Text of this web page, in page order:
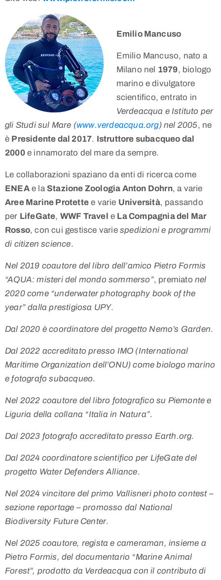
Emilio Mancuso
Emilio Mancuso, nato a
Milano nel 1979, biologo
marino e divulgatore
scientifico, entrato in
Verdeacqua e Istituto per
gli Studi sul Mare (www.verdeacqua.org) nel 2005, ne
è Presidente dal 2017. Istruttore subacqueo dal
2000e innamorato del mare da sempre.
Le collaborazioni spaziano da enti di ricerca come
ENEAe laStazione Zoologia Anton Dohrn, a varie
Aree Marine Protette e varie Università, passando
per LifeGate, WWF Travel e La Compagnia del Mar
Rosso, con cui gestisce varie spedizioni e programmi
di citizen science.
Nel 2019 coautore del libro dell’amico Pietro Formis
“AQUA: misteri del mondo sommerso”, premiatonel
2020 come “underwater photography book of the
year” dalla prestigiosa UPY.
Dal 2020 è coordinatore del progetto Nemo’s Garden.
Dal 2022 accreditato presso IMO (International
Maritime Organization dell’ONU) come biologo marino
e fotografo subacqueo.
Nel 2022 coautore del libro fotografico su Piemonte e
Liguria della collana “Italia in Natura”.
Dal 2023 fotografo accreditato presso Earth.org.
Dal 2024 coordinatore scientifico per LifeGate del
progetto Water Defenders Alliance.
Nel 2024 vincitore del primo Vallisneri photo contest –
sezione reportage – promosso dal National
Biodiversity Future Center.
Nel 2025 coautore, regista e cameraman, insieme a
Pietro Formis, del documentario “Marine Animal
Forest”, prodotto da Verdeacqua con il contributo di